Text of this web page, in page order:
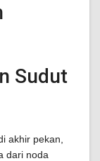
Sudut
akhir pekan,
dari noda